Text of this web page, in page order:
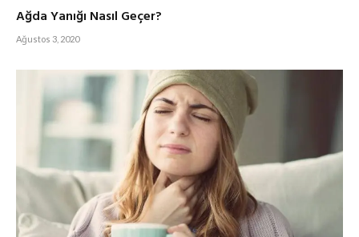
Ağda Yanığı Nasıl Geçer?
Ağustos 3, 2020